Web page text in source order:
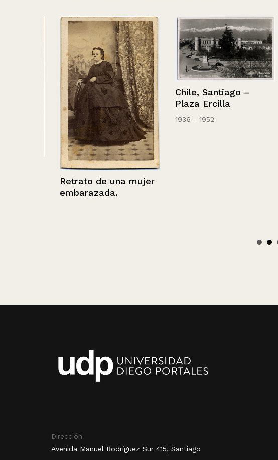
Retrato de una mujer
embarazada.
Chile, Santiago –
Plaza Ercilla
1936 - 1952
Dirección
Avenida Manuel Rodríguez Sur 415, Santiago